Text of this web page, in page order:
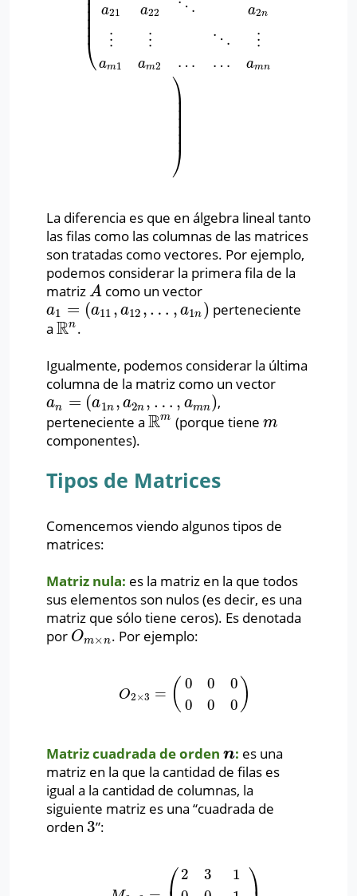
⎝
⎜⎜⎜⎜
a21
⋮
am1
a22
⋮
am2
⋱
…
⋱
…
a2n
⋮
amn
⎞
⎠
⎟
⎟⎟⎟⎟⎟
La diferencia es que en álgebra lineal tanto
las filas como las columnas de las matrices
son tratadas como vectores. Por ejemplo,
podemos considerar la primera fila de la
matriz A
A como un vector
a1 = (a11 , a12 , … , a1n )
a1 =(a 11,a12,…,a 1 n )
perteneciente
a Rn
Rn .
Igualmente, podemos considerar la última
columna de la matriz como un vector
an = (a1n , a2n , … , amn)
an (a 1n,a2n,…,am n )
,
perteneciente a Rm
Rm (porque tienem
m
componentes).
Tipos de Matrices
Comencemos viendo algunos tipos de
matrices:
Matriz nula: es la matriz en la que todos
sus elementos son nulos (es decir, es una
matriz que sólo tiene ceros). Es denotada
por Om×n
Om×n. Por ejemplo:
O2×3 = ( 0
0
0
0
0
0 )
O2 ×3= (0
Matriz cuadrada de orden n
n : es una
matriz en la que la cantidad de filas es
igual a la cantidad de columnas, la
siguiente matriz es una “cuadrada de
orden 3
3”:
⎛2
3
1 ⎞